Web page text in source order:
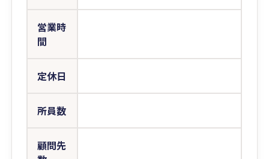
営業時
間
定休日
所員数
顧問先